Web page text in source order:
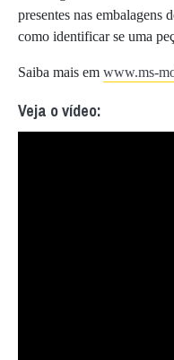
presentes nas
como identificar se uma
Saiba mais em www.ms-
Veja o vídeo: